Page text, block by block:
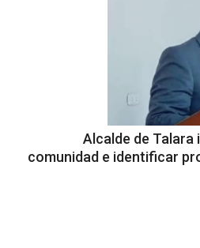
Alcalde de Talara
comunidad e identificar